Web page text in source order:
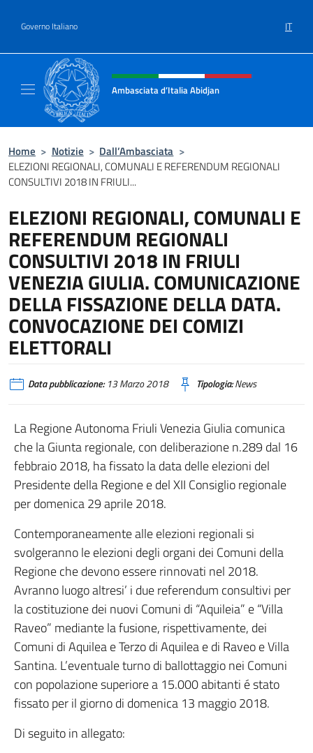
Governo Italiano IT
Intestazione sito, social e menù
Ambasciata d’Italia Abidjan
Home > Notizie > Dall’Ambasciata >
ELEZIONI REGIONALI, COMUNALI E REFERENDUM REGIONALI
CONSULTIVI 2018 IN FRIULI...
ELEZIONI REGIONALI, COMUNALI E
REFERENDUM REGIONALI
CONSULTIVI 2018 IN FRIULI
VENEZIA GIULIA. COMUNICAZIONE
DELLA FISSAZIONE DELLA DATA.
CONVOCAZIONE DEI COMIZI
ELETTORALI
Data pubblicazione:13 Marzo 2018 Tipologia:News
La Regione Autonoma Friuli Venezia Giulia comunica
che la Giunta regionale, con deliberazione n.289 dal 16
febbraio 2018, ha fissato la data delle elezioni del
Presidente della Regione e del XII Consiglio regionale
per domenica 29 aprile 2018.
Contemporaneamente alle elezioni regionali si
svolgeranno le elezioni degli organi dei Comuni della
Regione che devono essere rinnovati nel 2018.
Avranno luogo altresi’ i due referendum consultivi per
la costituzione dei nuovi Comuni di “Aquileia” e “Villa
Raveo” mediante la fusione, rispettivamente, dei
Comuni di Aquilea e Terzo di Aquilea e di Raveo e Villa
Santina. L’eventuale turno di ballottaggio nei Comuni
con popolazione superiore a 15.000 abitanti é stato
fissato per il giorno di domenica 13 maggio 2018.
Di seguito in allegato: